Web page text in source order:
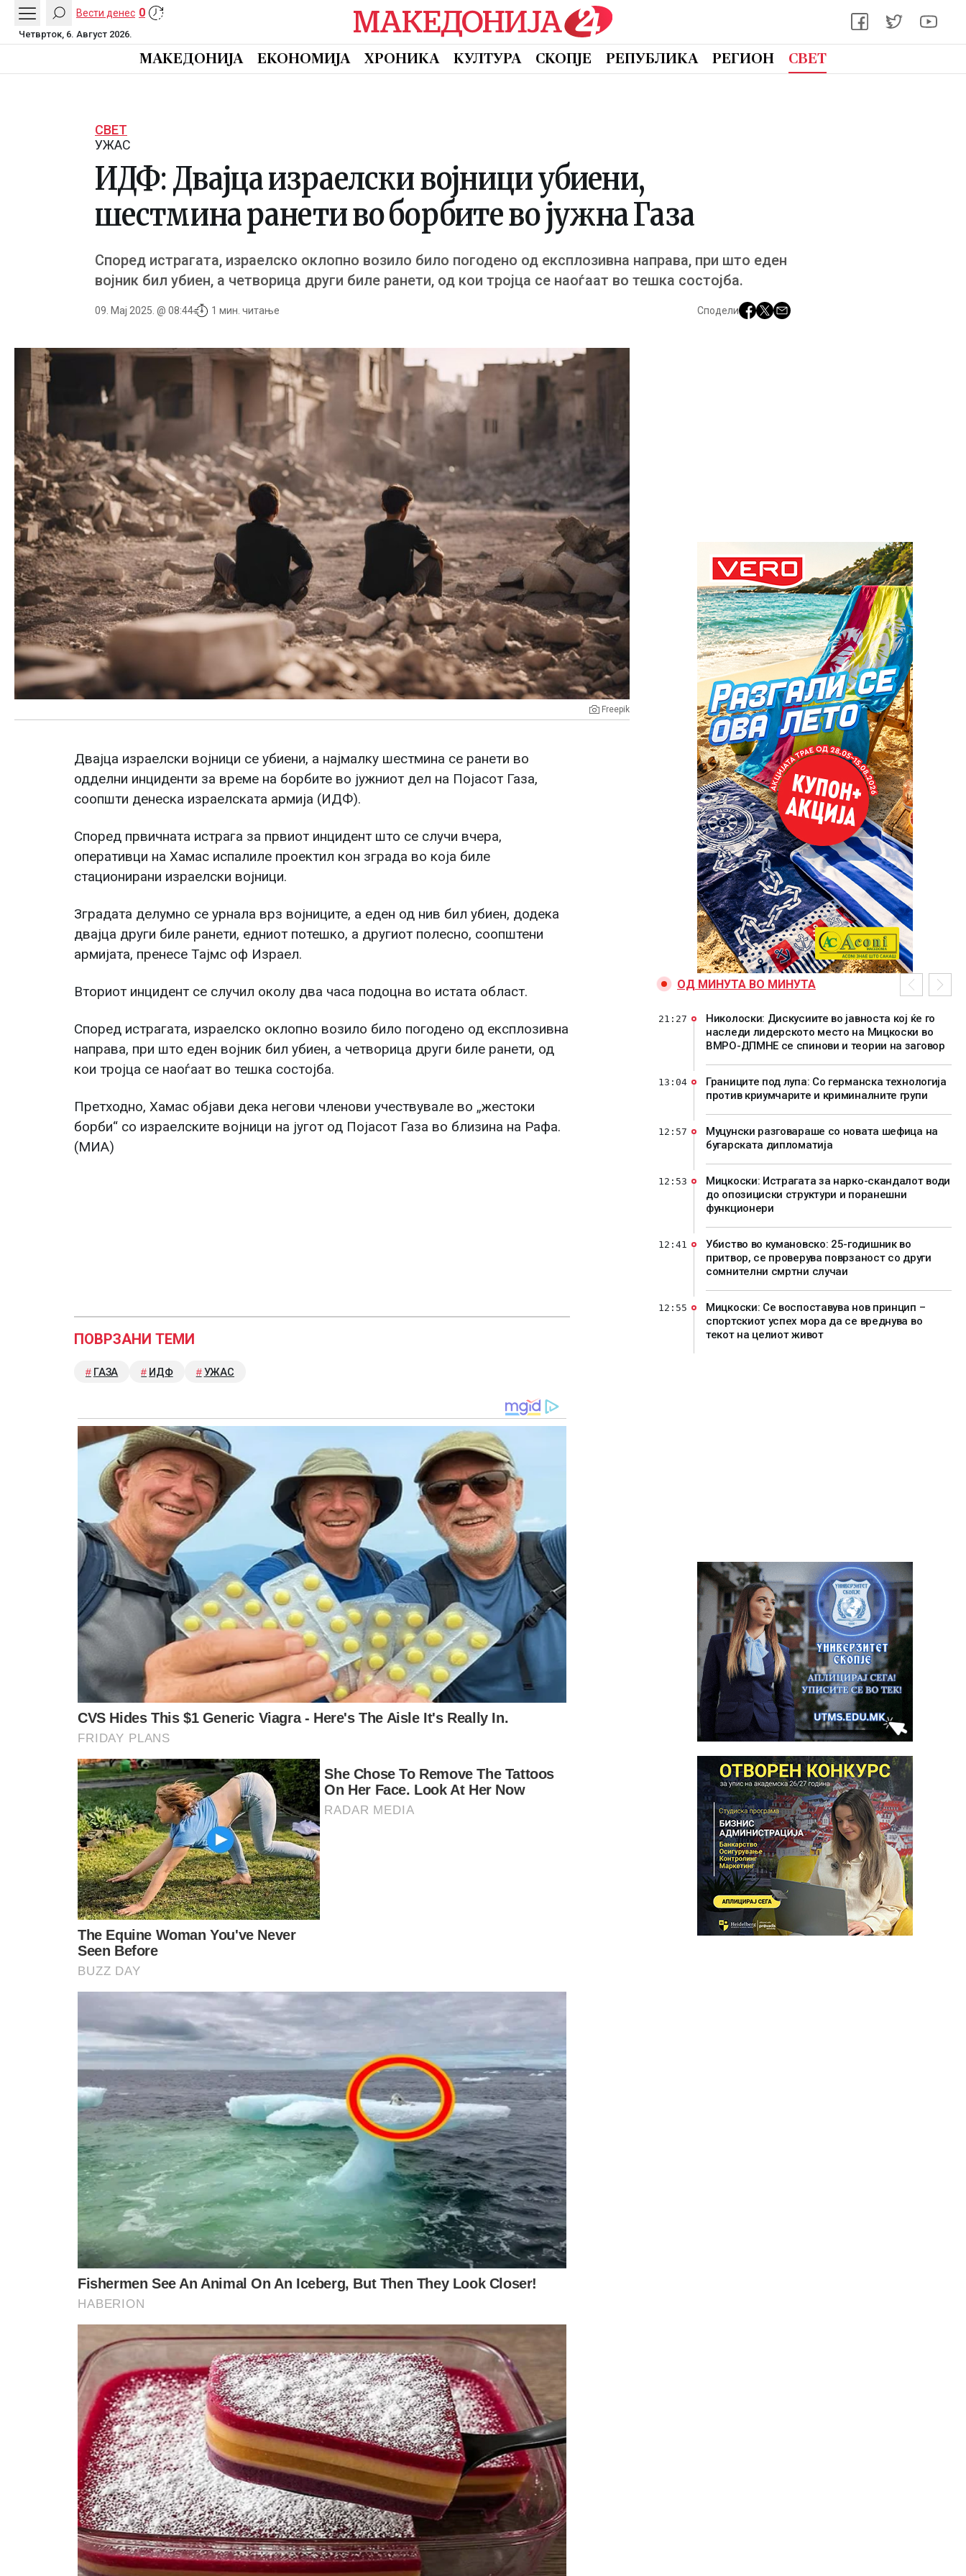
Вести денес 0
Четврток, 6. Август 2026.
МАКЕДОНИЈА ЕКОНОМИЈА ХРОНИКА КУЛТУРА СКОПЈЕ РЕПУБЛИКА РЕГИОН СВЕТ
СВЕТ
УЖАС
ИДФ: Двајца израелски војници убиени,
шестмина ранети во борбите во јужна Газа
Според истрагата, израелско оклопно возило било погодено од експлозивна направа, при што еден
војник бил убиен, а четворица други биле ранети, од кои тројца се наоѓаат во тешка состојба.
09. Мај 2025. @ 08:44 1 мин. читање Сподели
Freepik
Двајца израелски војници се убиени, а најмалку шестмина се ранети во
одделни инциденти за време на борбите во јужниот дел на Појасот Газа,
соопшти денеска израелската армија (ИДФ).
Според првичната истрага за првиот инцидент што се случи вчера,
оперативци на Хамас испалиле проектил кон зграда во која биле
стационирани израелски војници.
Зградата делумно се урнала врз војниците, а еден од нив бил убиен, додека
двајца други биле ранети, едниот потешко, а другиот полесно, соопштени
армијата, пренесе Тајмс оф Израел.
Вториот инцидент се случил околу два часа подоцна во истата област.
Според истрагата, израелско оклопно возило било погодено од експлозивна
направа, при што еден војник бил убиен, а четворица други биле ранети, од
кои тројца се наоѓаат во тешка состојба.
Претходно, Хамас објави дека негови членови учествувале во „жестоки
борби“ со израелските војници на југот од Појасот Газа во близина на Рафа.
(МИА)
ПОВРЗАНИ ТЕМИ
ГАЗА ИДФ УЖАС
ОД МИНУТА ВО МИНУТА
Николоски: Дискусиите во јавноста кој ќе го
наследи лидерското место на Мицкоски во
ВМРО-ДПМНЕ се спинови и теории на заговор
21:27
Границите под лупа: Со германска технологија
против криумчарите и криминалните групи
13:04
Муцунски разговараше со новата шефица на
бугарската дипломатија
12:57
Мицкоски: Истрагата за нарко-скандалот води
до опозициски структури и поранешни
функционери
12:53
Убиство во кумановско: 25-годишник во
притвор, се проверува поврзаност со други
сомнителни смртни случаи
12:41
Мицкоски: Се воспоставува нов принцип –
спортскиот успех мора да се вреднува во
текот на целиот живот
12:55